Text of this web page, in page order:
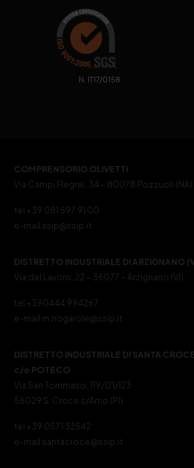
. N. IT17/0158
COMPRENSORIO OLIVETTI
Via Campi Flegrei, 34 – 80078 Pozzuoli (NA)
tel +39 081 597 91 00
e-mail ssip@ssip.it
DISTRETTO INDUSTRIALE DI ARZIGNANO
Via del Lavoro, 22 – 36077 – Arzignano (VI)
tel +390444 994267
e-mail m.nogarole@ssip.it
DISTRETTO INDUSTRIALE DI SANTA
c/o POTECO
Via San Tommaso, 119/121/123
56029 S. Croce s/Arno (PI)
tel +39 0571 32542
e-mail santacroce@ssip.it